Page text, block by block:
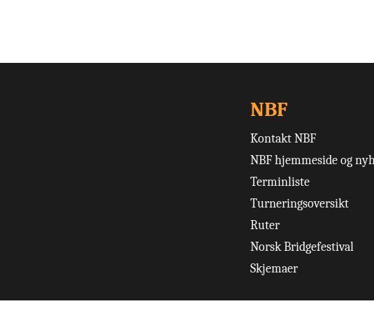
NBF
Kontakt NBF
NBF hjemmeside og
Terminliste
Turneringsoversikt
Ruter
Norsk Bridgefestival
Skjemaer